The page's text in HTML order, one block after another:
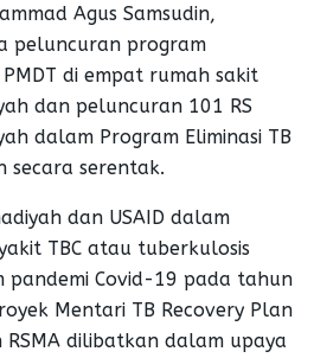
Agus Samsudin,
peluncuran program
di empat rumah sakit
dan peluncuran 101 RS
dalam Program Eliminasi TB
secara serentak.
dan USAID dalam
TBC atau tuberkulosis
Covid-19 pada tahun
Mentari TB Recovery Plan
dilibatkan dalam upaya